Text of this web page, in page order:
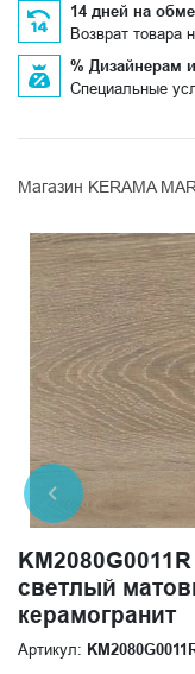
14 дней на
Возврат товара
% Дизайнерам
Специальные
Магазин KERAMA
светлый
керамогранит
Артикул: